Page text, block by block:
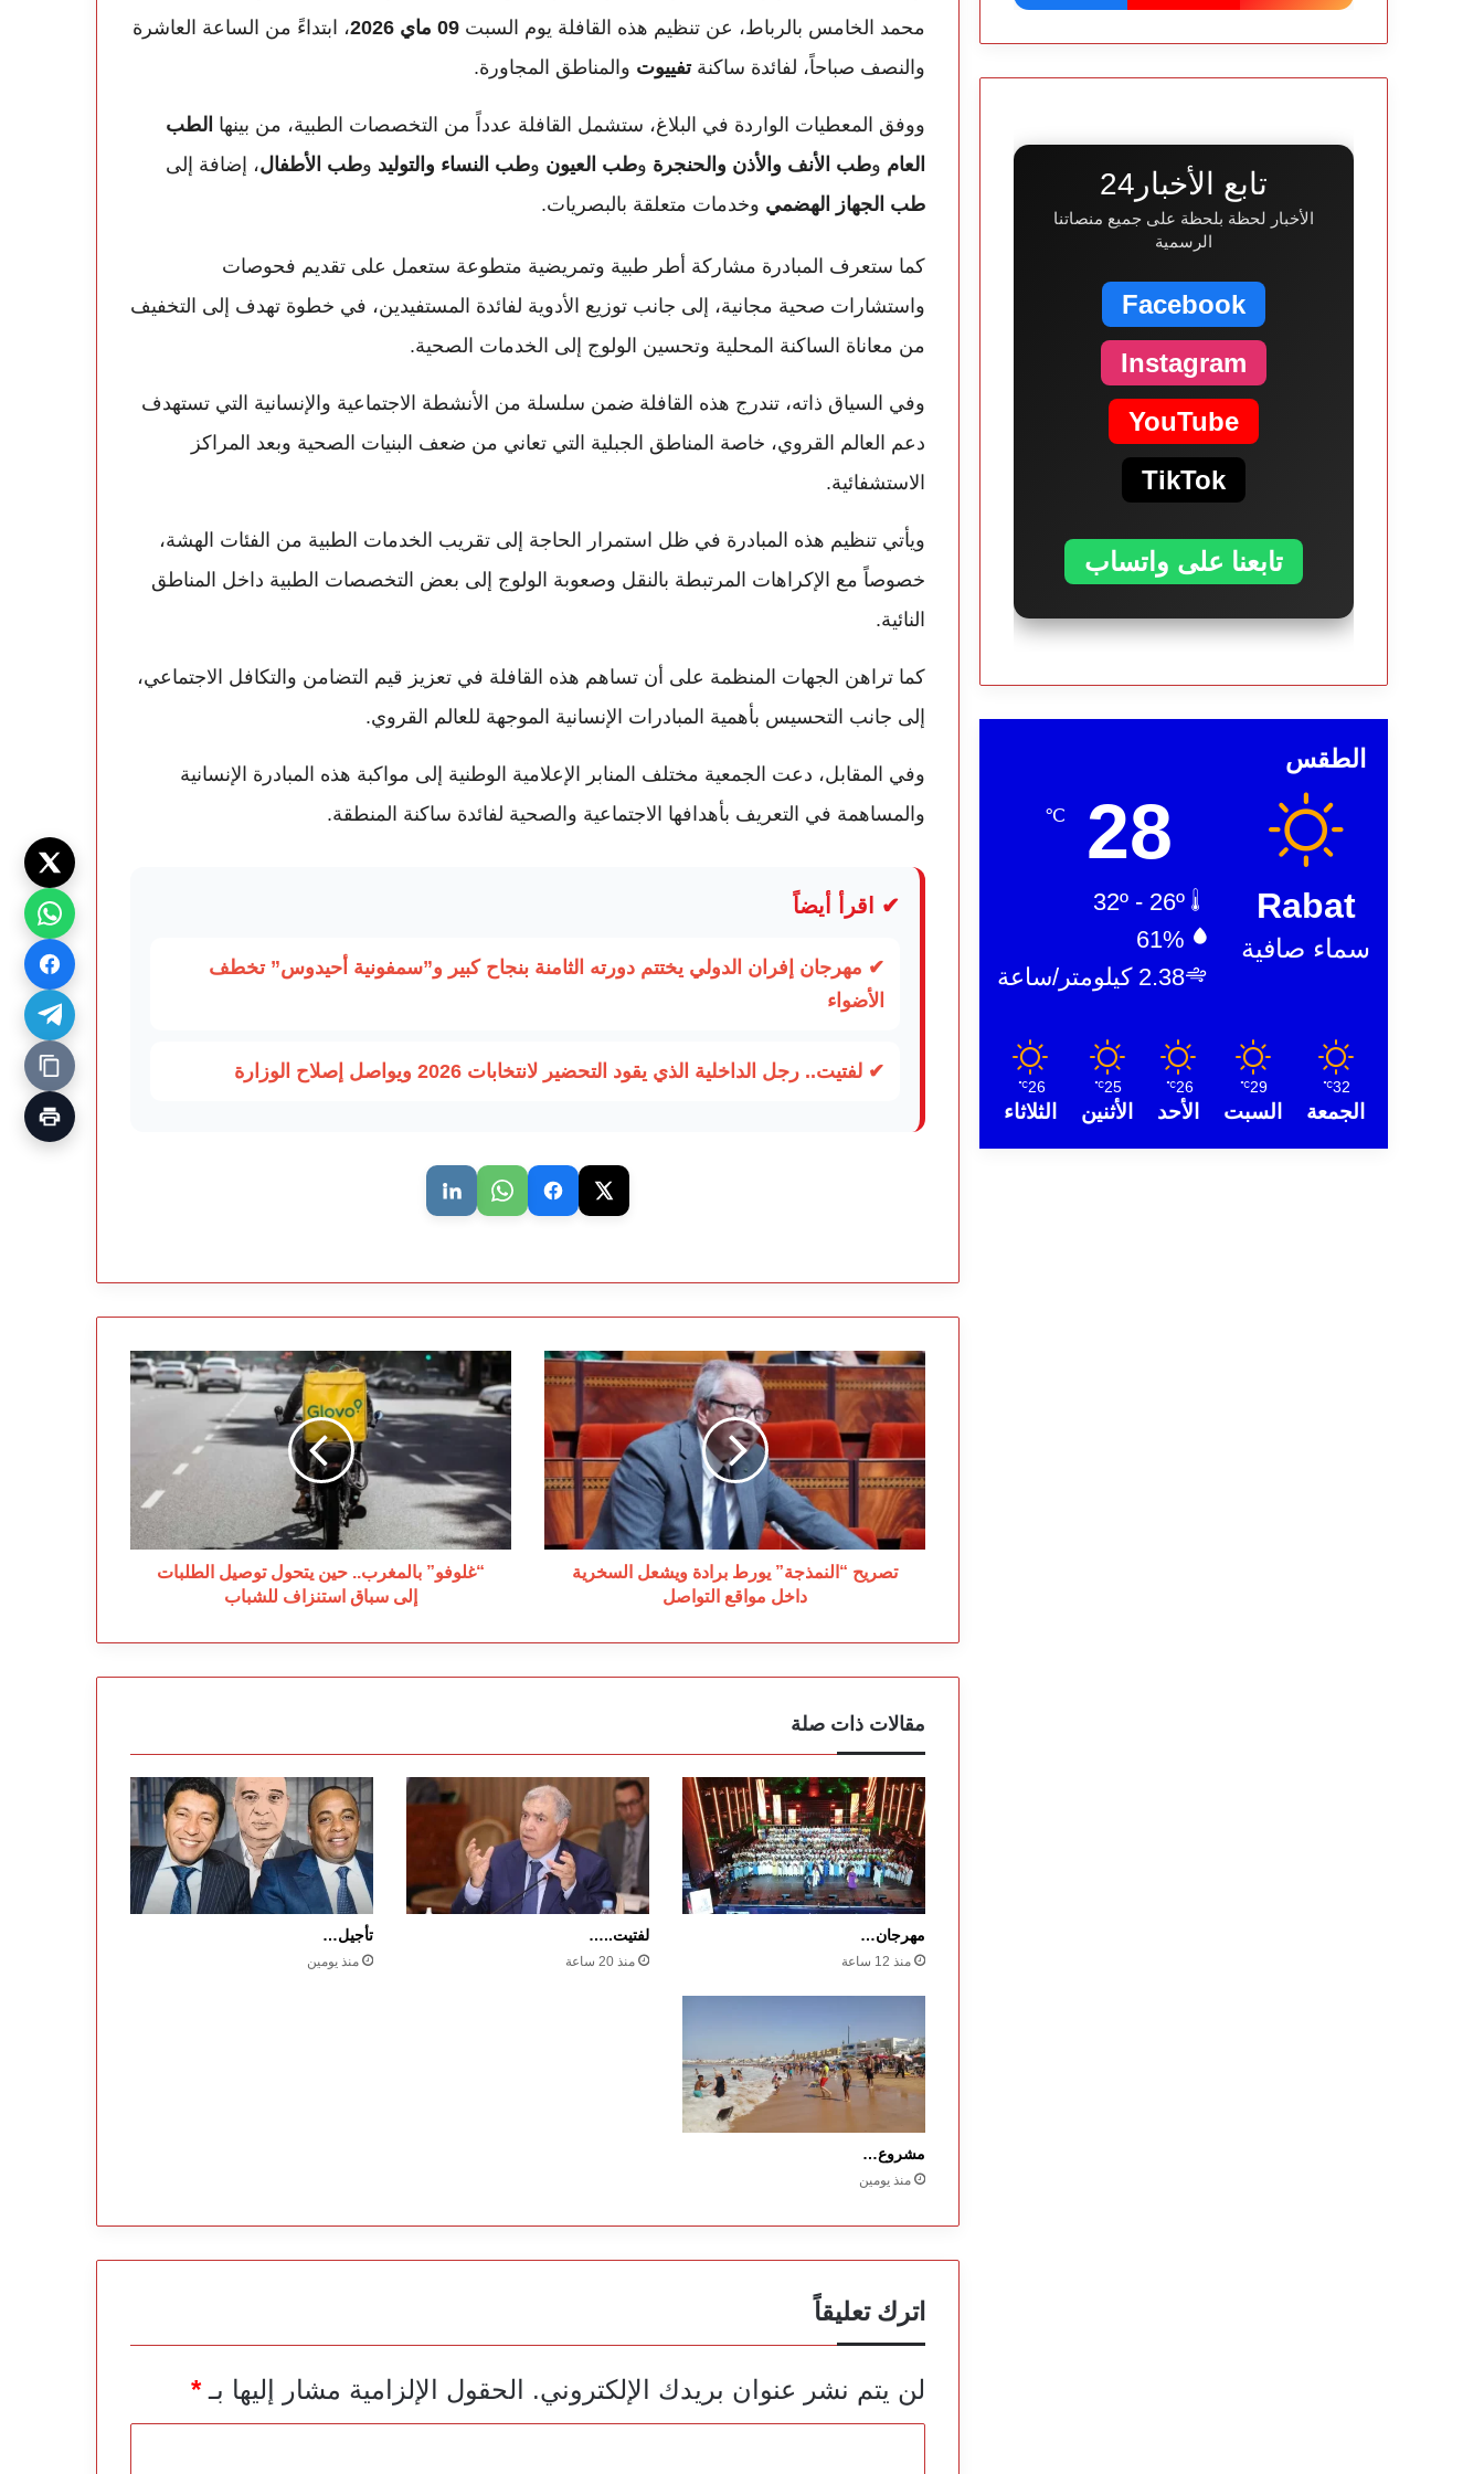
محمد الخامس بالرباط، عن تنظيم هذه القافلة يوم السبت 09 ماي 2026
، ابتداءً من الساعة العاشرة
والنصف صباحاً، لفائدة ساكنةتفييوت والمناطق المجاورة.
ووفق المعطيات الواردة في البلاغ، ستشمل القافلة عدداً من التخصصات الطبية، من بينها الطب
العام وطب الأنف والأذن والحنجرة وطب العيون وطب النساء والتوليد وطب الأطفال، إضافة إلى
طب الجهاز الهضمي وخدمات متعلقة بالبصريات.
كما ستعرف المبادرة مشاركة أطر طبية وتمريضية متطوعة ستعمل على تقديم فحوصات
واستشارات صحية مجانية، إلى جانب توزيع الأدوية لفائدة المستفيدين، في خطوة تهدف إلى التخفيف
من معاناة الساكنة المحلية وتحسين الولوج إلى الخدمات الصحية.
وفي السياق ذاته، تندرج هذه القافلة ضمن سلسلة من الأنشطة الاجتماعية والإنسانية التي تستهدف
دعم العالم القروي، خاصة المناطق الجبلية التي تعاني من ضعف البنيات الصحية وبعد المراكز
الاستشفائية.
ويأتي تنظيم هذه المبادرة في ظل استمرار الحاجة إلى تقريب الخدمات الطبية من الفئات الهشة،
خصوصاً مع الإكراهات المرتبطة بالنقل وصعوبة الولوج إلى بعض التخصصات الطبية داخل المناطق
النائية.
كما تراهن الجهات المنظمة على أن تساهم هذه القافلة في تعزيز قيم التضامن والتكافل الاجتماعي،
إلى جانب التحسيس بأهمية المبادرات الإنسانية الموجهة للعالم القروي.
وفي المقابل، دعت الجمعية مختلف المنابر الإعلامية الوطنية إلى مواكبة هذه المبادرة الإنسانية
والمساهمة في التعريف بأهدافها الاجتماعية والصحية لفائدة ساكنة المنطقة.
✔ اقرأ أيضاً
✔ مهرجان إفران الدولي يختتم دورته الثامنة بنجاح كبير و”سمفونية أحيدوس” تخطف
الأضواء
✔ لفتيت.. رجل الداخلية الذي يقود التحضير لانتخابات 2026 ويواصل إصلاح الوزارة
تصريح
“النمذجة”
يورط
برادة
ويشعل
السخرية
داخل
مواقع
التواصل
تصريح “النمذجة” يورط برادة ويشعل السخرية
داخل مواقع التواصل
“غلوفو”
بالمغرب..
حين
يتحول
توصيل
الطلبات
إلى
سباق
استنزاف
للشباب
“غلوفو” بالمغرب.. حين يتحول توصيل الطلبات
إلى سباق استنزاف للشباب
مقالات ذات صلة
مهرجان…
منذ 12 ساعة
لفتيت..…
منذ 20 ساعة
تأجيل…
منذ يومين
مشروع…
منذ يومين
اترك تعليقاً
لن يتم نشر عنوان بريدك الإلكتروني. الحقول الإلزامية مشار إليها بـ*
تابع الأخبار24
الأخبار لحظة بلحظة على جميع منصاتنا
الرسمية
Facebook
Instagram
YouTube
TikTok
تابعنا على واتساب
الطقس
Rabat
سماء صافية
28
℃
61%
2.38 كيلومتر/ساعة
32
℃
الجمعة
29
℃
السبت
26
℃
الأحد
25
℃
الأثنين
26
℃
الثلاثاء